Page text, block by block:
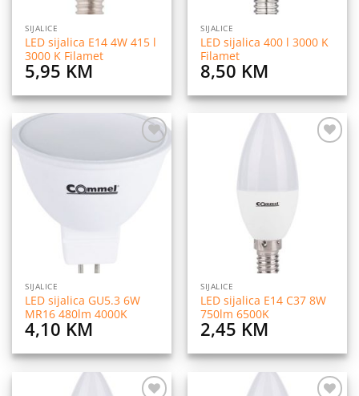
SIJALICE
LED sijalica E14 4W 415 l
3000 K Filamet
5,95 KM
SIJALICE
LED sijalica 400 l 3000 K
Filamet
8,50 KM
Dodaj
SIJALICE
LED sijalica GU5.3 6W
MR16 480lm 4000K
4,10 KM
SIJALICE
LED sijalica E14 C37 8W
750lm 6500K
2,45 KM